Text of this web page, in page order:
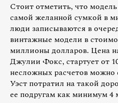
Стоит отметить, что
самой желанной сумкой в
люди записываются в
винтажные модели в
миллионы долларов. Цена
Джулии Фокс, стартует от
несложных расчетов можно
Уэст потратил на такой
ее подругам как минимум 4